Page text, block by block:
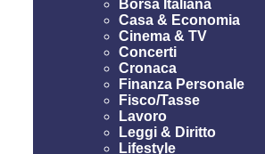
Borsa Italiana
Casa & Economia
Cinema & TV
Concerti
Cronaca
Finanza Personale
Fisco/Tasse
Lavoro
Leggi & Diritto
Lifestyle